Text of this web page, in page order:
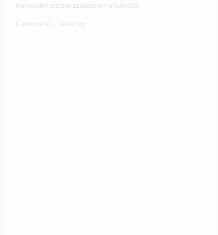
Kompletní seznam zakázaných předmětů
Cestování · Letecky